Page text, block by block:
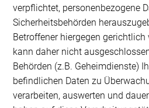
verpflichtet, personenbezogene
Sicherheitsbehörden
Betroffener hiergegen
kann daher nicht
Behörden (z.B. Geheimdienste)
befindlichen Daten zu
verarbeiten, auswerten und